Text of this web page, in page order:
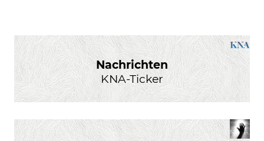
Nachrichten
KNA-Ticker